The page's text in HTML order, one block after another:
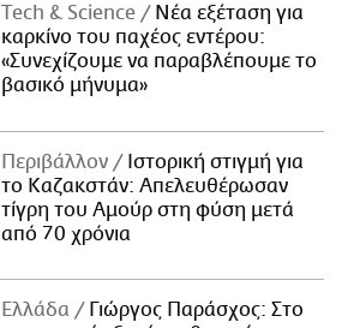
Τech & Science
Νέα εξέταση για
καρκίνο του παχέος εντέρου:
«Συνεχίζουμε να παραβλέπουμε το
βασικό μήνυμα»
Περιβάλλον
Ιστορική στιγμή για
το Καζακστάν: Απελευθέρωσαν
τίγρη του Αμούρ στη φύση μετά
από 70 χρόνια
Ελλάδα
Γιώργος Παράσχος: Στο